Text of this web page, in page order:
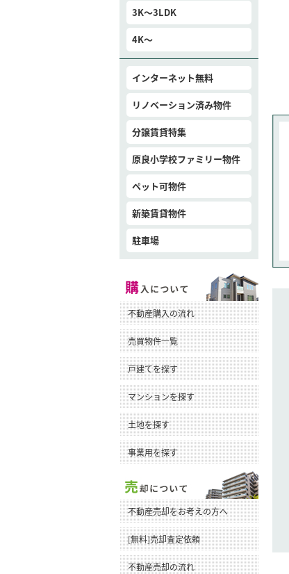
3K～3LDK
4K～
インターネット無料
リノベーション済み物件
分譲賃貸特集
原良小学校ファミリー物件
ペット可物件
新築賃貸物件
駐車場
不動産購入の流れ
売買物件一覧
戸建てを探す
マンションを探す
土地を探す
事業用を探す
不動産売却をお考えの方へ
[無料]売却査定依頼
不動産売却の流れ